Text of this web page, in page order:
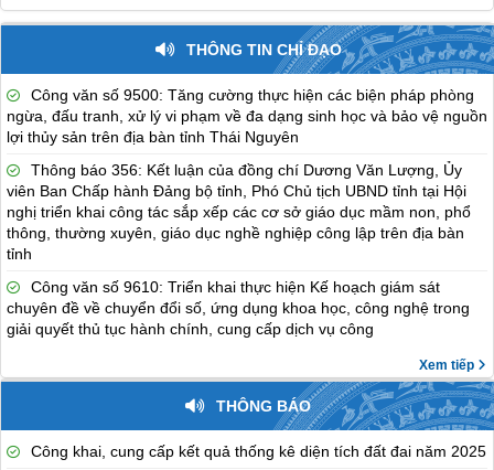
THÔNG TIN CHỈ ĐẠO
Công văn số 9500: Tăng cường thực hiện các biện pháp phòng
ngừa, đấu tranh, xử lý vi phạm về đa dạng sinh học và bảo vệ nguồn
lợi thủy sản trên địa bàn tỉnh Thái Nguyên
Thông báo 356: Kết luận của đồng chí Dương Văn Lượng, Ủy
viên Ban Chấp hành Đảng bộ tỉnh, Phó Chủ tịch UBND tỉnh tại Hội
nghị triển khai công tác sắp xếp các cơ sở giáo dục mầm non, phổ
thông, thường xuyên, giáo dục nghề nghiệp công lập trên địa bàn
tỉnh
Công văn số 9610: Triển khai thực hiện Kế hoạch giám sát
chuyên đề về chuyển đổi số, ứng dụng khoa học, công nghệ trong
giải quyết thủ tục hành chính, cung cấp dịch vụ công
Xem tiếp
THÔNG BÁO
Công khai, cung cấp kết quả thống kê diện tích đất đai năm 2025